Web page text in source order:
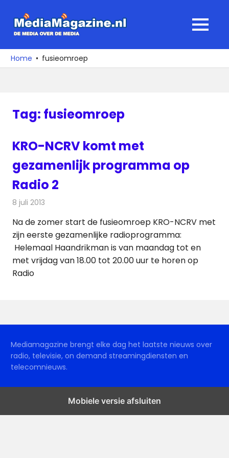
naar
media
over
MENU
Home fusieomroep
Tag: fusieomroep
KRO-NCRV komt met
gezamenlijk programma op
Radio 2
8 juli 2013
Na de zomer start de fusieomroep KRO-NCRV met
zijn eerste gezamenlijke radioprogramma:
Helemaal Haandrikman is van maandag tot en
met vrijdag van 18.00 tot 20.00 uur te horen op
Radio
Mediamagazine brengt elke dag het laatste nieuws over
radio, televisie, on demand streamingdiensten en
telecomnieuws.
Mobiele versie afsluiten